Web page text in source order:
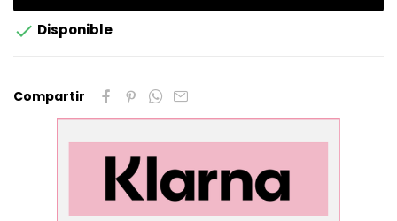
 Disponible
Compartir